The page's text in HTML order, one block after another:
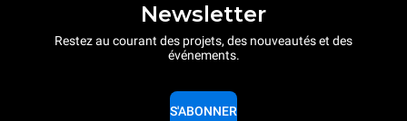
Newsletter
Restez au courant des projets, des nouveautés et des
événements.
S'ABONNER